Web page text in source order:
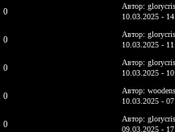
0
Автор:
10.03.2025 -
0
Автор:
10.03.2025 -
0
Автор:
10.03.2025 -
0
Автор:
10.03.2025 -
0
Автор:
09.03.2025 -